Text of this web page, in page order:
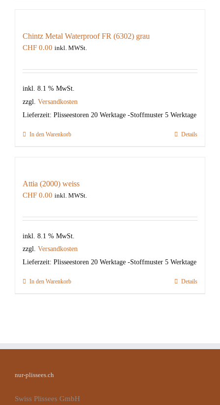
Chintz Metal Waterproof FR (6302) grau
CHF 0.00 inkl. MWSt.
inkl. 8.1 % MwSt.
zzgl. Versandkosten
Lieferzeit: Plisseestoren 20 Werktage -Stoffmuster 5 Werktage
In den Warenkorb Details
Attia (2000) weiss
CHF 0.00 inkl. MWSt.
inkl. 8.1 % MwSt.
zzgl. Versandkosten
Lieferzeit: Plisseestoren 20 Werktage -Stoffmuster 5 Werktage
In den Warenkorb Details
nur-plissees.ch
Swiss Plissees GmbH